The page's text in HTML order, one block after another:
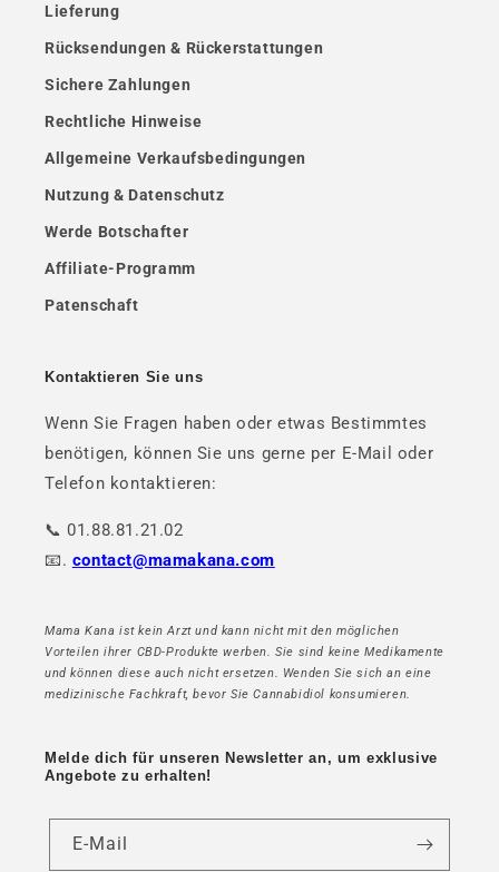
Lieferung
Rücksendungen & Rückerstattungen
Sichere Zahlungen
Rechtliche Hinweise
Allgemeine Verkaufsbedingungen
Nutzung & Datenschutz
Werde Botschafter
Affiliate-Programm
Patenschaft
Kontaktieren Sie uns
Wenn Sie Fragen haben oder etwas Bestimmtes
benötigen, können Sie uns gerne per E-Mail oder
Telefon kontaktieren:
📞 01.88.81.21.02
📧. contact@mamakana.com
Mama Kana ist kein Arzt und kann nicht mit den möglichen
Vorteilen ihrer CBD-Produkte werben. Sie sind keine Medikamente
und können diese auch nicht ersetzen. Wenden Sie sich an eine
medizinische Fachkraft, bevor Sie Cannabidiol konsumieren.
Melde dich für unseren Newsletter an, um exklusive
Angebote zu erhalten!
E-Mail